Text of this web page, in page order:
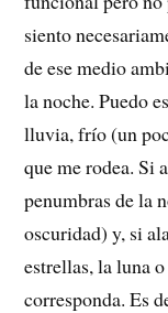
siento
de ese medio
la noche. Puedo
lluvia, frío (un
que me rodea. Si
penumbras de la
oscuridad) y, si
estrellas, la luna
corresponda. Es